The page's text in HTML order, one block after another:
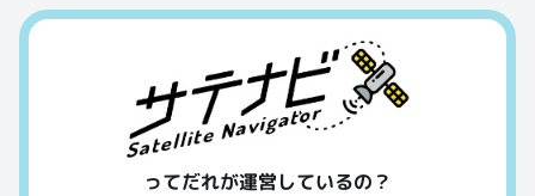
ってだれが運営しているの？